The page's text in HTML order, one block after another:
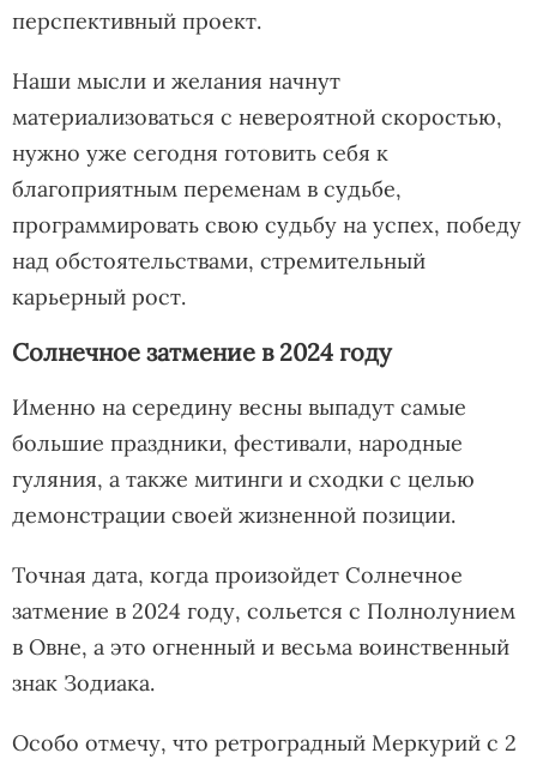
перспективный проект.
Наши мысли и желания начнут
материализоваться с невероятной скоростью,
нужно уже сегодня готовить себя к
благоприятным переменам в судьбе,
программировать свою судьбу на успех, победу
над обстоятельствами, стремительный
карьерный рост.
Солнечное затмение в 2024 году
Именно на середину весны выпадут самые
большие праздники, фестивали, народные
гуляния, а также митинги и сходки с целью
демонстрации своей жизненной позиции.
Точная дата, когда произойдет Солнечное
затмение в 2024 году, сольется с Полнолунием
в Овне, а это огненный и весьма воинственный
знак Зодиака.
Особо отмечу, что ретроградный Меркурий с 2